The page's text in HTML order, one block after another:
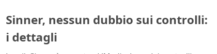
Sinner, nessun dubbio sui controlli:
i dettagli